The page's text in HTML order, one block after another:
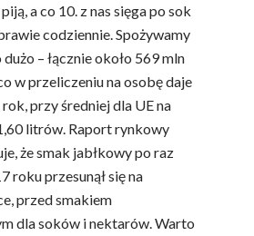
a co 10. z nas sięga po sok
codziennie. Spożywamy
– łącznie około 569 mln
w przeliczeniu na osobę daje
przy średniej dla UE na
litrów. Raport rynkowy
że smak jabłkowy po raz
roku przesunął się na
przed smakiem
dla soków i nektarów. Warto